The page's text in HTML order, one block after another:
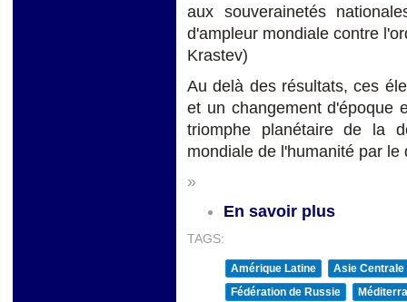
aux souverainetés
d'ampleur mondiale contre
Krastev)
Au delà des résultats, ces
et un changement d'époque
triomphe planétaire de la
mondiale de l'humanité par le
»
En savoir plus
TAGS:
Amérique Latine
Asie Centrale
Fédération de Russie